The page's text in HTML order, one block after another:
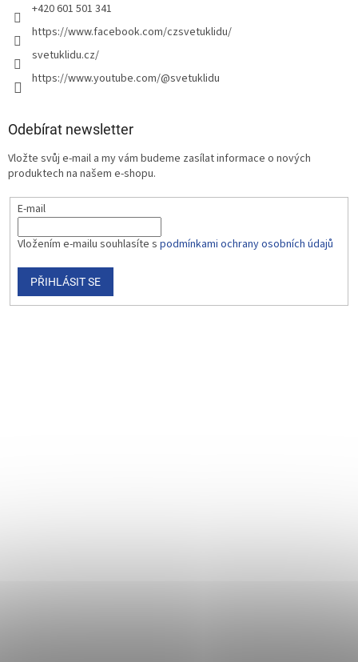
+420 601 501 341
https://www.facebook.com/czsvetuklidu/
svetuklidu.cz/
https://www.youtube.com/@svetuklidu
Odebírat newsletter
Vložte svůj e-mail a my vám budeme zasílat informace o nových
produktech na našem e-shopu.
E-mail
Vložením e-mailu souhlasíte s podmínkami ochrany osobních údajů
PŘIHLÁSIT SE